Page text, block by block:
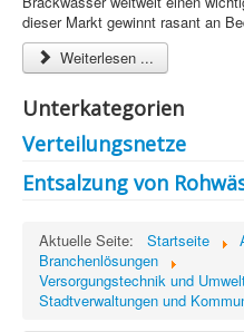
dieser Markt gewinnt rasant an
Weiterlesen ...
Unterkategorien
Verteilungsnetze
Entsalzung von
Aktuelle Seite: Startseite
Branchenlösungen
Versorgungstechnik und
Stadtverwaltungen und